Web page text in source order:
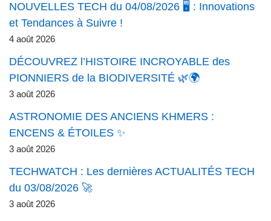
NOUVELLES TECH du 04/08/2026 🖥️ : Innovations
et Tendances à Suivre !
4 août 2026
DÉCOUVREZ l’HISTOIRE INCROYABLE des
PIONNIERS de la BIODIVERSITÉ 🌿🌍
3 août 2026
ASTRONOMIE DES ANCIENS KHMERS :
ENCENS & ÉTOILES ✨
3 août 2026
TECHWATCH : Les dernières ACTUALITÉS TECH
du 03/08/2026 🚀
3 août 2026